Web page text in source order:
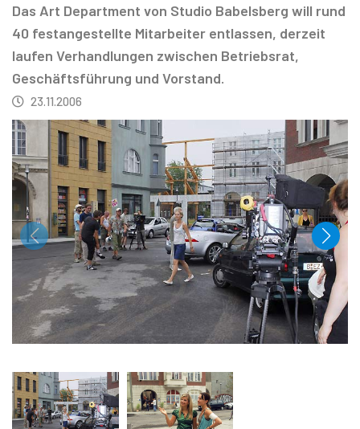
Das Art Department von Studio Babelsberg will rund
40 festangestellte Mitarbeiter entlassen, derzeit
laufen Verhandlungen zwischen Betriebsrat,
Geschäftsführung und Vorstand.
23.11.2006